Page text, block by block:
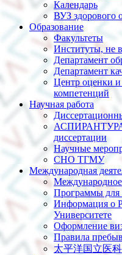
Календарь
ВУЗ здорового
Образование
Факультеты
Институты, не
Департамент
Департамент
Центр оценки и
компетенций
Научная работа
АСПИРАНТУРА/
диссертации
Научные
СНО ТГМУ
Международная
Международное
Программы для
Информация о
Университете
Оформление
Правила
太平洋国立医